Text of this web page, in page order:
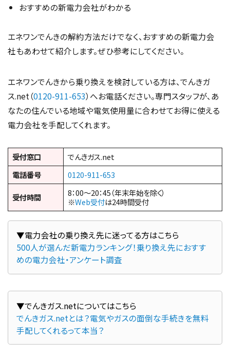
おすすめの新電力会社がわかる
エネワンでんきの解約方法だけでなく、おすすめの新電力会
社もあわせて紹介します。ぜひ参考にしてください。
エネワンでんきから乗り換えを検討している方は、でんきガ
ス.net（0120-911-653）へお電話ください。専門スタッフが、あ
なたの住んでいる地域や電気使用量に合わせてお得に使える
電力会社を手配してくれます。
受付窓口
でんきガス.net
電話番号
0120-911-653
受付時間
8：00～20：45（年末年始を除く）
※Web受付は24時間受付
500人が選んだ新電力ランキング！乗り換え先におすす
めの電力会社・アンケート調査
でんきガス.netとは？電気やガスの面倒な手続きを無料
手配してくれるって本当？